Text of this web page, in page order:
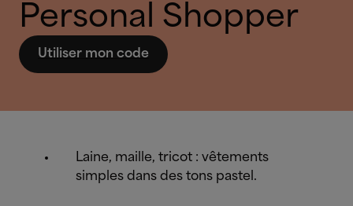
Personal Shopper
Utiliser mon code
Laine, maille, tricot : vêtements
simples dans des tons pastel.